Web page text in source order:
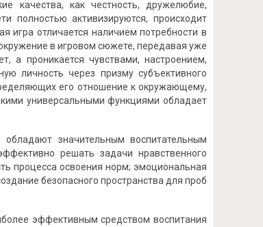
качества, как честность, дружелюбие,
полностью активизируются, происходит
игра отличается наличием потребности в
в игровом сюжете, передавая уже
а проникается чувствами, настроением,
личность через призму субъективного
его отношение к окружающему,
универсальными функциями обладает
значительным воспитательным
решать задачи нравственного
процесса освоения норм; эмоциональная
безопасного пространства для проб
эффективным средством воспитания